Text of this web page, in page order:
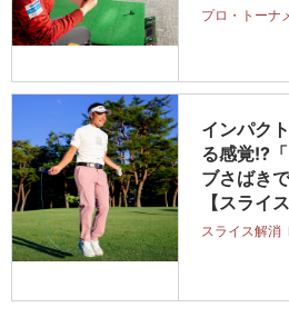
プロ・トーナ
インパク
る感覚!?
ブさばき
【スライ
スライス解消